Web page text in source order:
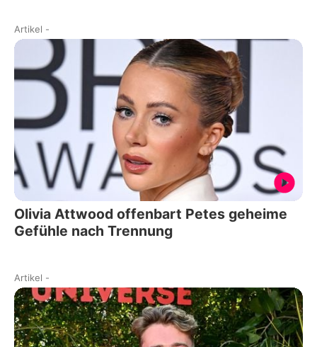
Artikel -
Olivia Attwood offenbart Petes geheime
Gefühle nach Trennung
Artikel -